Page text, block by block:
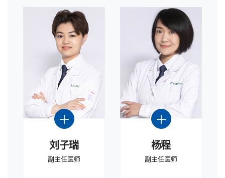
刘子瑞
副主任医师
杨程
副主任医师